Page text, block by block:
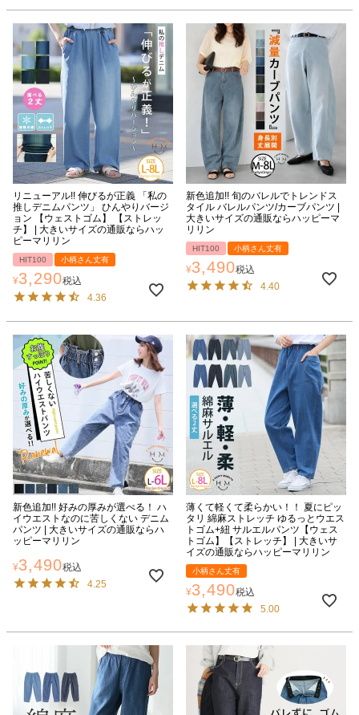
リニューアル!! 伸びるが正義 「私の
推しデニムパンツ」 ひんやりバージ
ョン 【ウェストゴム】 【ストレッ
チ】 | 大きいサイズの通販ならハッ
ピーマリリン
HIT100 小柄さん丈有
¥3,290税込
4.36
新色追加!! 旬のバレルでトレンドス
タイル バレルパンツ/カーブパンツ |
大きいサイズの通販ならハッピーマ
リリン
HIT100 小柄さん丈有
¥3,490税込
4.40
新色追加!! 好みの厚みが選べる！ ハ
イウエストなのに苦しくない デニム
パンツ | 大きいサイズの通販ならハ
ッピーマリリン
¥3,490税込
4.25
薄くて軽くて柔らかい！！ 夏にピッ
タリ 綿麻ストレッチ ゆるっとウエス
トゴム+紐 サルエルパンツ【ウェス
トゴム】【ストレッチ】 | 大きいサ
イズの通販ならハッピーマリリン
小柄さん丈有
¥3,490税込
5.00